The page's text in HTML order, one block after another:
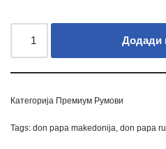
Додади
Категорија Премиум Румови
Tags: don papa makedonija don papa